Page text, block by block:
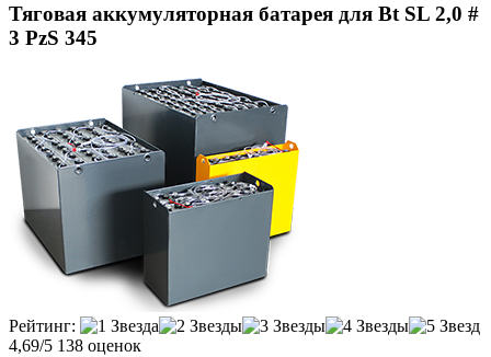
Тяговая аккумуляторная батарея для Bt SL 2,0 #
3 PzS 345
Рейтинг:
4,69/5 138 оценок